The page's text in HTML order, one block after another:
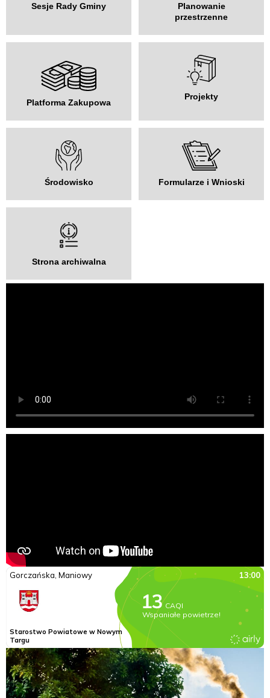
Sesje Rady Gminy
Planowanie
przestrzenne
Platforma Zakupowa
Projekty
Środowisko Formularze i Wnioski
Strona archiwalna